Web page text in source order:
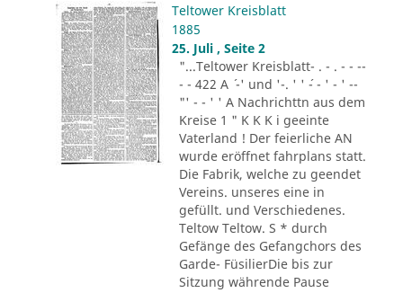
Teltower Kreisblatt
1885
25. Juli , Seite 2
"...Teltower Kreisblatt- . - . - - --
- - 422 A ´ -' und '-. ' ' ´- - ' - ' --
"' - - ' ' A Nachrichttn aus dem
Kreise 1 " K K K i geeinte
Vaterland ! Der feierliche AN
wurde eröffnet fahrplans statt.
Die Fabrik, welche zu geendet
Vereins. unseres eine in
gefüllt. und Verschiedenes.
Teltow Teltow. S * durch
Gefänge des Gefangchors des
Garde- FüsilierDie bis zur
Sitzung währende Pause